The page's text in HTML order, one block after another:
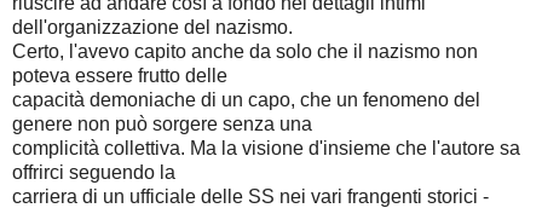
dell'organizzazione del nazismo.
Certo, l'avevo capito anche da solo che il nazismo non
poteva essere frutto delle
capacità demoniache di un capo, che un fenomeno del
genere non può sorgere senza una
complicità collettiva. Ma la visione d'insieme che l'autore sa
offrirci seguendo la
carriera di un ufficiale delle SS nei vari frangenti storici -